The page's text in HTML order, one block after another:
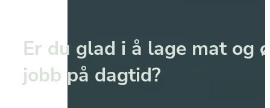
Er du glad i å lage mat og
jobb på dagtid?